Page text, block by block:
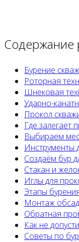
Содержание
Бурение
Роторная
Шнековая
Ударно-
Прокол
Где залегает
Выбираем
Инструменты
Создаём бур
Стакан и
Иглы для
Этапы
Монтаж
Обратная
Как не
Советы по